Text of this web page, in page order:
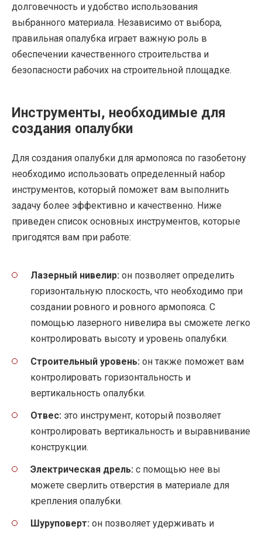
долговечность и удобство использования
выбранного материала. Независимо от выбора,
правильная опалубка играет важную роль в
обеспечении качественного строительства и
безопасности рабочих на строительной площадке.
Инструменты, необходимые для
создания опалубки
Для создания опалубки для армопояса по газобетону
необходимо использовать определенный набор
инструментов, который поможет вам выполнить
задачу более эффективно и качественно. Ниже
приведен список основных инструментов, которые
пригодятся вам при работе:
Лазерный нивелир: он позволяет определить
горизонтальную плоскость, что необходимо при
создании ровного и ровного армопояса. С
помощью лазерного нивелира вы сможете легко
контролировать высоту и уровень опалубки.
Строительный уровень: он также поможет вам
контролировать горизонтальность и
вертикальность опалубки.
Отвес: это инструмент, который позволяет
контролировать вертикальность и выравнивание
конструкции.
Электрическая дрель: с помощью нее вы
можете сверлить отверстия в материале для
крепления опалубки.
Шуруповерт: он позволяет удерживать и